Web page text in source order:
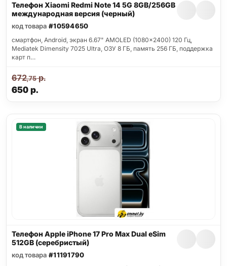
Телефон Xiaomi Redmi Note 14 5G 8GB/256GB
международная версия (черный)
код товара #10594650
смартфон, Android, экран 6.67" AMOLED (1080x2400) 120 Гц,
Mediatek Dimensity 7025 Ultra, ОЗУ 8 ГБ, память 256 ГБ, поддержка
карт п…
650р.
672,75р.
В наличии
Телефон Apple iPhone 17 Pro Max Dual eSim
512GB (серебристый)
код товара #11191790